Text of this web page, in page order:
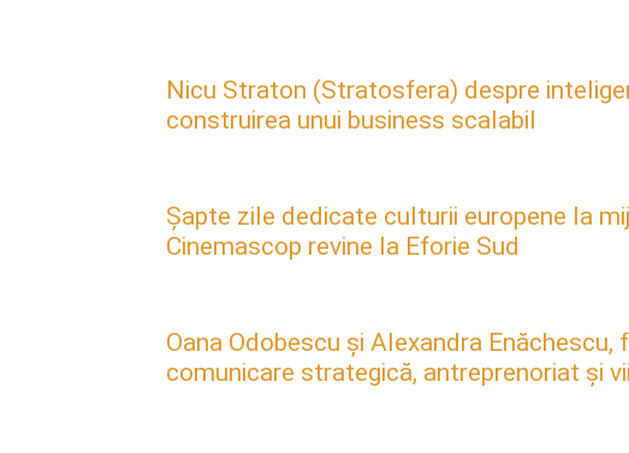
Nicu Straton (Stratosfera) despre
construirea unui business scalabil
Șapte zile dedicate culturii europene la
Cinemascop revine la Eforie Sud
Oana Odobescu și Alexandra
comunicare strategică, antreprenoriat și